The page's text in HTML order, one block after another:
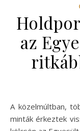
az
A közelmúltban, több mint 50 év után, az első holdkőzet
minták érkeztek